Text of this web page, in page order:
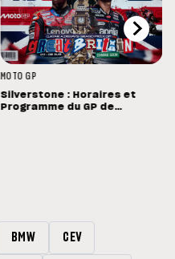
MOTO GP
Silverstone : Horaires et
Programme du GP de
BMW CEV